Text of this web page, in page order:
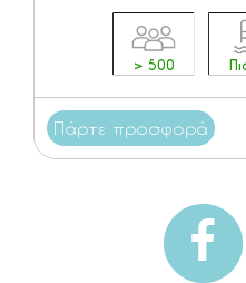
> 500
Πάρτε προσφορά